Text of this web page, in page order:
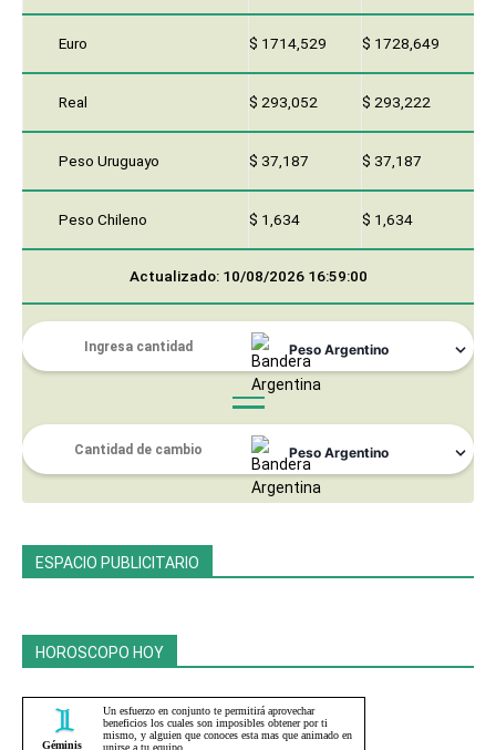
Euro $ 1714,529 $ 1728,649
Real $ 293,052 $ 293,222
Peso Uruguayo $ 37,187 $ 37,187
Peso Chileno $ 1,634 $ 1,634
Actualizado: 10/08/2026 16:59:00
ESPACIO PUBLICITARIO
HOROSCOPO HOY